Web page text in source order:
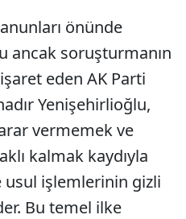
önünde
ancak soruşturmanın
eden AK Parti
Yenişehirlioğlu,
vermemek ve
kalmak kaydıyla
işlemlerinin gizli
Bu temel ilke